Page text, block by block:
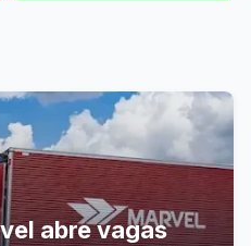
abre vagas